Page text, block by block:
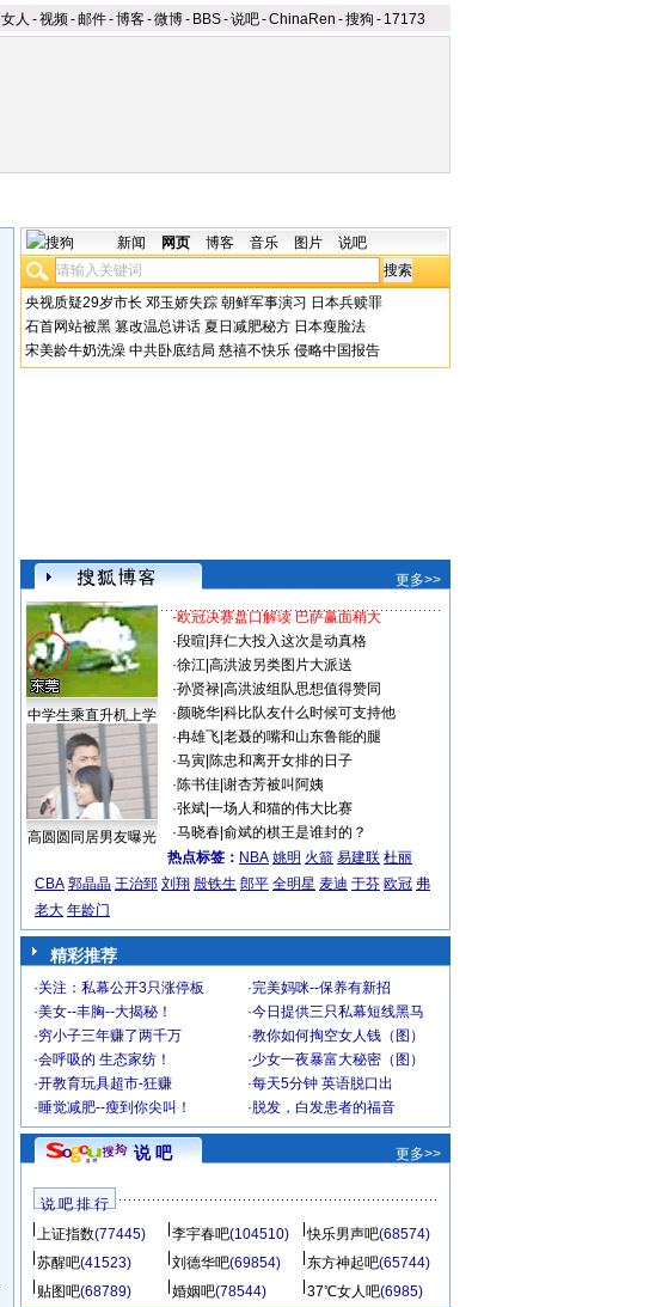
女人 -视频-邮件-博客-微博- BBS-说吧-ChinaRen -搜狗 - 17173
新闻 网页 博客 音乐 图片 说吧
央视质疑29岁市长 邓玉娇失踪 朝鲜军事演习 日本兵赎罪
石首网站被黑 篡改温总讲话 夏日减肥秘方 日本瘦脸法
宋美龄牛奶洗澡 中共卧底结局 慈禧不快乐 侵略中国报告
更多>>
中学生乘直升机上学
高圆圆同居男友曝光
·欧冠决赛盘口解读 巴萨赢面稍大
·段暄 拜仁大投入这次是动真格
·徐江| 高洪波另类图片大派送
·孙贤禄| 高洪波组队思想值得赞同
·颜晓华| 科比队友什么时候可支持他
·冉雄飞| 老聂的嘴和山东鲁能的腿
·马寅| 陈忠和离开女排的日子
·陈书佳| 谢杏芳被叫阿姨
·张斌| 一场人和猫的伟大比赛
·马晓春| 俞斌的棋王是谁封的？
热点标签： NBA 姚明 火箭 易建联 杜丽
CBA 郭晶晶 王治郅 刘翔 殷铁生 郎平 全明星 麦迪 于芬 欧冠 弗
老大 年龄门
精彩推荐
·关注：私幕公开3只涨停板 ·完美妈咪--保养有新招
·美女--丰胸--大揭秘！ ·今日提供三只私幕短线黑马
·穷小子三年赚了两千万 ·教你如何掏空女人钱（图）
·会呼吸的 生态家纺！ ·少女一夜暴富大秘密（图）
·开教育玩具超市-狂赚 ·每天5分钟 英语脱口出
·睡觉减肥--瘦到你尖叫！ · 脱发，白发患者的福音
说 吧 更多>>
说 吧 排 行
上证指数(77445) 李宇春吧(104510) 快乐男声吧(68574)
苏醒吧(41523) 刘德华吧(69854) 东方神起吧(65744)
贴图吧(68789) 婚姻吧(78544) 37℃女人吧(6985)